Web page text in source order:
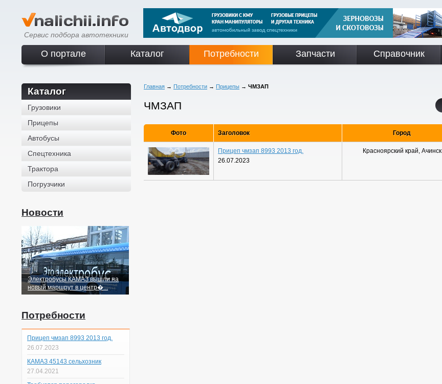
Сервис подбора автотехники
О портале Каталог Потребности Запчасти Справочник
Каталог
Грузовики
Прицепы
Автобусы
Спецтехника
Трактора
Погрузчики
Новости
Электробусы КАМАЗ вышли на
новый маршрут в центр�...
Потребности
Прицеп чмзап 8993 2013 год.
26.07.2023
КАМАЗ 45143 сельхозник
27.04.2021
Главная → Потребности → Прицепы → ЧМЗАП
ЧМЗАП
Фото Заголовок Город
Прицеп чмзап 8993 2013 год.
26.07.2023
Красноярский край, Ачинск